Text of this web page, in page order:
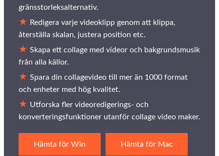
gränsstorleksalternativ.
Redigera varje videoklipp genom att klippa,
återställa skalan, justera position etc.
Skapa ett collage med videor och bakgrundsmusik
från alla källor.
Spara din collagevideo till mer än 1000 format
och enheter med hög kvalitet.
Utforska fler videoredigerings- och
konverteringsfunktioner utanför collage video maker.
Hämta för Win Hämta för Mac